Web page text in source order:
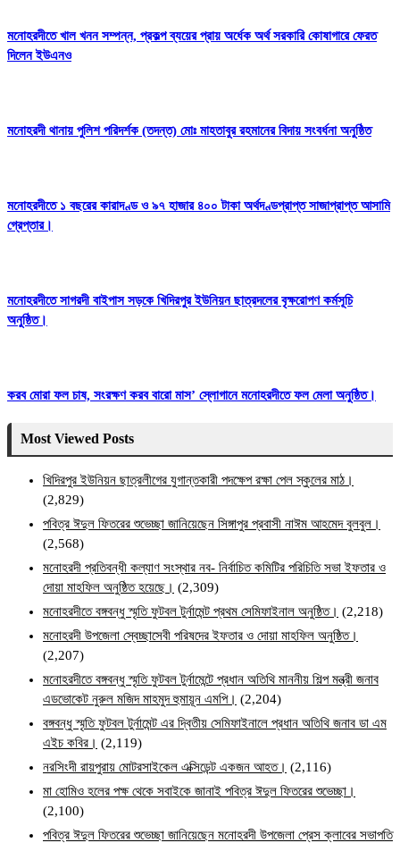
মনোহরদীতে খাল খনন সম্পন্ন, প্রকল্প ব্যয়ের প্রায় অর্ধেক অর্থ সরকারি কোষাগারে ফেরত
দিলেন ইউএনও
মনোহরদী থানায় পুলিশ পরিদর্শক (তদন্ত) মোঃ মাহতাবুর রহমানের বিদায় সংবর্ধনা অনুষ্ঠিত
মনোহরদীতে ১ বছরের কারাদণ্ড ও ৯৭ হাজার ৪০০ টাকা অর্থদণ্ডপ্রাপ্ত সাজাপ্রাপ্ত আসামি
গ্রেপ্তার।
মনোহরদীতে সাগরদী বাইপাস সড়কে খিদিরপুর ইউনিয়ন ছাত্রদলের বৃক্ষরোপণ কর্মসূচি
অনুষ্ঠিত।
করব মোরা ফল চাষ, সংরক্ষণ করব বারো মাস’ স্লোগানে মনোহরদীতে ফল মেলা অনুষ্ঠিত।
Most Viewed Posts
খিদিরপুর ইউনিয়ন ছাত্রলীগের যুগান্তকারী পদক্ষেপ রক্ষা পেল স্কুলের মাঠ।
(2,829)
পবিত্র ঈদুল ফিতরের শুভেচ্ছা জানিয়েছেন সিঙ্গাপুর প্রবাসী নাঈম আহমেদ বুলবুল।
(2,568)
মনোহরদী প্রতিবন্ধী কল্যাণ সংস্থার নব- নির্বাচিত কমিটির পরিচিতি সভা ইফতার ও
দোয়া মাহফিল অনুষ্ঠিত হয়েছে। (2,309)
মনোহরদীতে বঙ্গবন্ধু স্মৃতি ফুটবল টুর্নামেন্ট প্রথম সেমিফাইনাল অনুষ্ঠিত। (2,218)
মনোহরদী উপজেলা স্বেচ্ছাসেবী পরিষদের ইফতার ও দোয়া মাহফিল অনুষ্ঠিত।
(2,207)
মনোহরদীতে বঙ্গবন্ধু স্মৃতি ফুটবল টুর্নামেন্টে প্রধান অতিথি মাননীয় শিল্প মন্ত্রী জনাব
এডভোকেট নুরুল মজিদ মাহমুদ হুমায়ূন এমপি। (2,204)
বঙ্গবন্ধু স্মৃতি ফুটবল টুর্নামেন্ট এর দ্বিতীয় সেমিফাইনালে প্রধান অতিথি জনাব ডা এম
এইচ কবির। (2,119)
নরসিংদী রায়পুরায় মোটরসাইকেল এক্সিডেন্ট একজন আহত। (2,116)
মা হোমিও হলের পক্ষ থেকে সবাইকে জানাই পবিত্র ঈদুল ফিতরের শুভেচ্ছা।
(2,100)
পবিত্র ঈদুল ফিতরের শুভেচ্ছা জানিয়েছেন মনোহরদী উপজেলা প্রেস ক্লাবের সভাপতি